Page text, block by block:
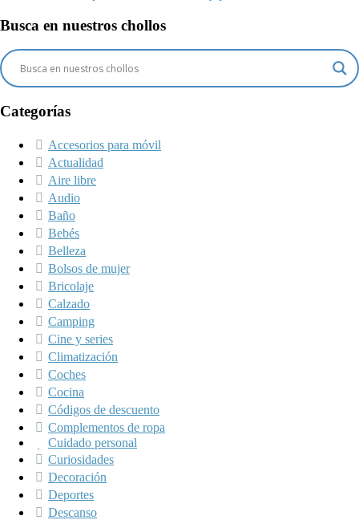
Busca en nuestros chollos
Categorías
Accesorios para móvil
Actualidad
Aire libre
Audio
Baño
Bebés
Belleza
Bolsos de mujer
Bricolaje
Calzado
Camping
Cine y series
Climatización
Coches
Cocina
Códigos de descuento
Complementos de ropa
Cuidado personal
Curiosidades
Decoración
Deportes
Descanso